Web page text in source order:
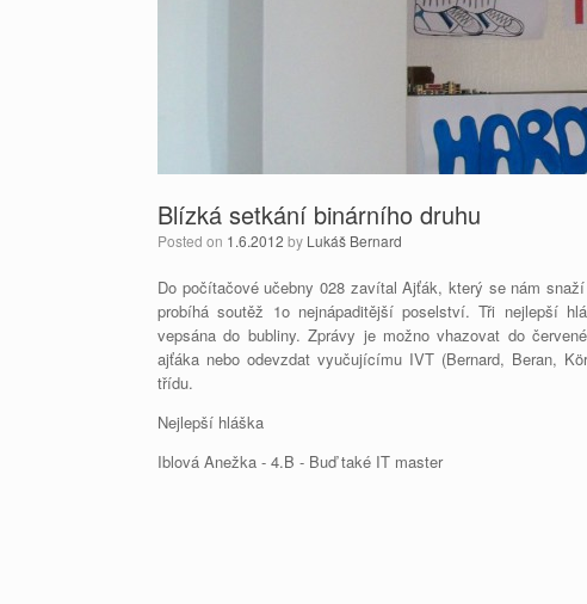
Blízká setkání binárního druhu
Posted on 1.6.2012 by Lukáš Bernard
Do počítačové učebny 028 zavítal Ajťák, který se nám
probíhá soutěž 1o nejnápaditější poselství. Tři nejlepší
vepsána do bubliny. Zprávy je možno vhazovat do
ajťáka nebo odevzdat vyučujícímu IVT (Bernard, Beran,
třídu.
Nejlepší hláška
Iblová Anežka - 4.B - Buď také IT master